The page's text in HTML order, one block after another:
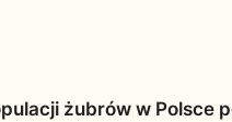
żubrów w Polsce